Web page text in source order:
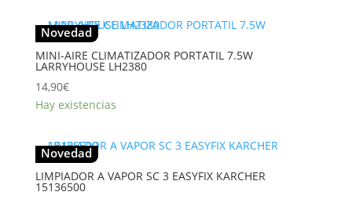
Novedad
MINI-AIRE CLIMATIZADOR PORTATIL 7.5W
LARRYHOUSE LH2380
14,90€
Hay existencias
Novedad
LIMPIADOR A VAPOR SC 3 EASYFIX KARCHER
15136500